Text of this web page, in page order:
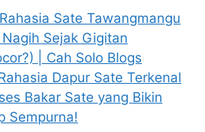
Sate Tawangmangu
Sejak Gigitan
| Cah Solo Blogs
Dapur Sate Terkenal
Bakar Sate yang Bikin
Sempurna!